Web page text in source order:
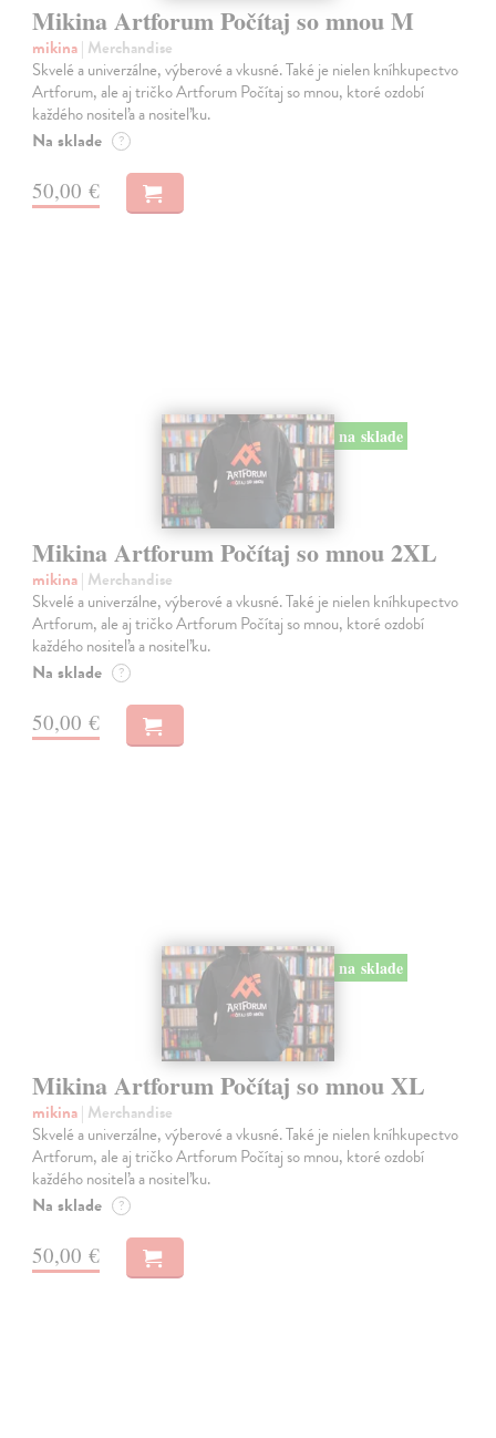
Mikina Artforum Počítaj so mnou M
mikina| Merchandise
Skvelé a univerzálne, výberové a vkusné. Také je nielen kníhkupectvo
Artforum, ale aj tričko Artforum Počítaj so mnou, ktoré ozdobí
každého nositeľa a nositeľku.
Na sklade ?
50,00 €
na sklade
Mikina Artforum Počítaj so mnou 2XL
mikina| Merchandise
Skvelé a univerzálne, výberové a vkusné. Také je nielen kníhkupectvo
Artforum, ale aj tričko Artforum Počítaj so mnou, ktoré ozdobí
každého nositeľa a nositeľku.
Na sklade ?
50,00 €
na sklade
Mikina Artforum Počítaj so mnou XL
mikina| Merchandise
Skvelé a univerzálne, výberové a vkusné. Také je nielen kníhkupectvo
Artforum, ale aj tričko Artforum Počítaj so mnou, ktoré ozdobí
každého nositeľa a nositeľku.
Na sklade ?
50,00 €